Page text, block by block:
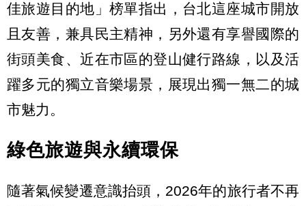
佳旅遊目的地」榜單指出，台北這座城市開放
且友善，兼具民主精神，另外還有享譽國際的
街頭美食、近在市區的登山健行路線，以及活
躍多元的獨立音樂場景，展現出獨一無二的城
市魅力。
綠色旅遊與永續環保
隨著氣候變遷意識抬頭，2026年的旅行者不再